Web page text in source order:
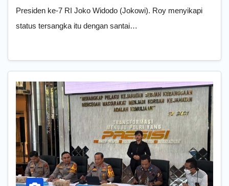
Presiden ke-7 RI Joko Widodo (Jokowi). Roy menyikapi
status tersangka itu dengan santai…